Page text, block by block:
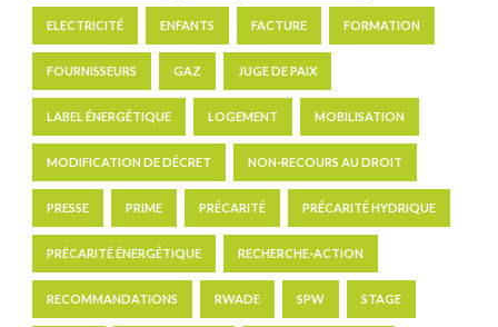
ELECTRICITÉ ENFANTS FACTURE FORMATION
FOURNISSEURS GAZ JUGE DE PAIX
LABEL ÉNERGÉTIQUE LOGEMENT MOBILISATION
MODIFICATION DE DÉCRET NON-RECOURS AU DROIT
PRESSE PRIME PRÉCARITÉ PRÉCARITÉ HYDRIQUE
PRÉCARITÉ ÉNERGÉTIQUE RECHERCHE-ACTION
RECOMMANDATIONS RWADE SPW STAGE